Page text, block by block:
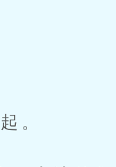
。